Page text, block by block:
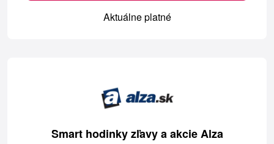
Aktuálne platné
Smart hodinky zľavy a akcie Alza